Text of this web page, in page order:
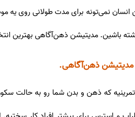
انسان نمی‌تونه برای مدت طولانی روی یه
باشین. مدیتیشن ذهن‌آگاهی بهترین
ذهن‌آگاهی.
که ذهن و بدن شما رو به حالت